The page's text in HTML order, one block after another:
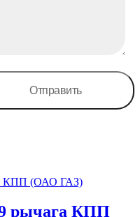
рычага КПП